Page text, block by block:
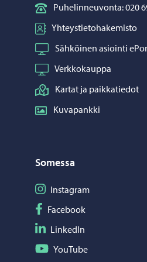
Puhelinneuvonta: 020
Yhteystietohakemisto
Sähköinen asiointi
Verkkokauppa
Kartat ja paikkatiedot
Kuvapankki
Somessa
Seuraa Instagram
Instagram
Seuraa Facebook
Facebook
Seuraa LinkedIn
LinkedIn
Seuraa YouTube
YouTube